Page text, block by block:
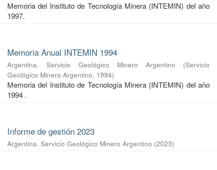
Memoria del Instituto de Tecnología Minera (INTEMIN) del año
1997.
Memoria Anual INTEMIN 1994
Argentina. Servicio Geológico Minero Argentino (Servicio
Geológico Minero Argentino, 1994)
Memoria del Instituto de Tecnología Minera (INTEMIN) del año
1994 .
Informe de gestión 2023
Argentina. Servicio Geológico Minero Argentino (2023)